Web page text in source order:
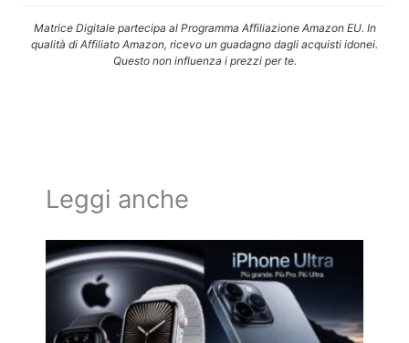
Matrice Digitale partecipa al Programma Affiliazione Amazon EU. In
qualità di Affiliato Amazon, ricevo un guadagno dagli acquisti idonei.
Questo non influenza i prezzi per te.
Leggi anche